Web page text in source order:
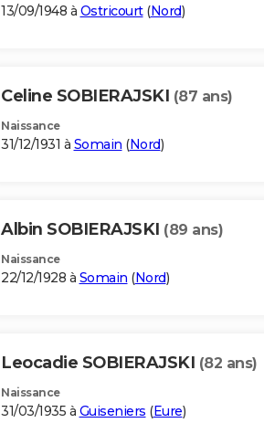
13/09/1948 à Ostricourt(Nord)
Celine SOBIERAJSKI (87 ans)
Naissance
31/12/1931 à Somain (Nord)
Albin SOBIERAJSKI (89 ans)
Naissance
22/12/1928 à Somain (Nord)
Leocadie SOBIERAJSKI (82 ans)
Naissance
31/03/1935 à Guiseniers (Eure)